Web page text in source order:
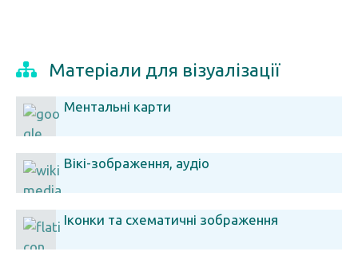
Матеріали для візуалізації
Ментальні карти
Вікі-зображення, аудіо
Іконки та схематичні зображення